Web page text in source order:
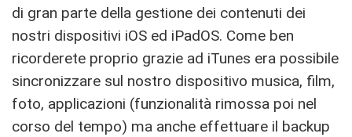
di gran parte della gestione dei contenuti dei
nostri dispositivi iOS ed iPadOS. Come ben
ricorderete proprio grazie ad iTunes era possibile
sincronizzare sul nostro dispositivo musica, film,
foto, applicazioni (funzionalità rimossa poi nel
corso del tempo) ma anche effettuare il backup